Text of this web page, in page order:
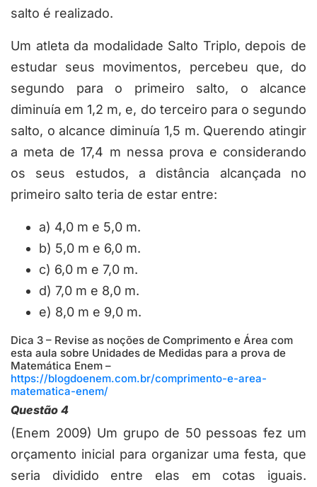
salto é realizado.
Um atleta da modalidade Salto Triplo, depois de
estudar seus movimentos, percebeu que, do
segundo para o primeiro salto, o alcance
diminuía em 1,2 m, e, do terceiro para o segundo
salto, o alcance diminuía 1,5 m. Querendo atingir
a meta de 17,4 m nessa prova e considerando
os seus estudos, a distância alcançada no
primeiro salto teria de estar entre:
a) 4,0 m e 5,0 m.
b) 5,0 m e 6,0 m.
c) 6,0 m e 7,0 m.
d) 7,0 m e 8,0 m.
e) 8,0 m e 9,0 m.
Dica 3 – Revise as noções de Comprimento e Área com
esta aula sobre Unidades de Medidas para a prova de
Matemática Enem –
https://blogdoenem.com.br/comprimento-e-area-
matematica-enem/
Questão 4
(Enem 2009) Um grupo de 50 pessoas fez um
orçamento inicial para organizar uma festa, que
seria dividido entre elas em cotas iguais.